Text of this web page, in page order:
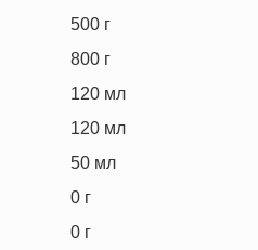
500 г
800 г
120 мл
120 мл
50 мл
0 г
0 г